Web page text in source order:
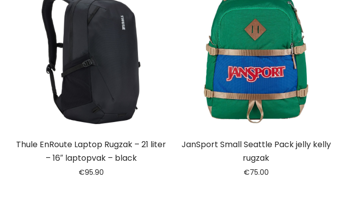
Thule EnRoute Laptop Rugzak – 21 liter
– 16″ laptopvak – black
€95.90
JanSport Small Seattle Pack jelly kelly
rugzak
€75.00